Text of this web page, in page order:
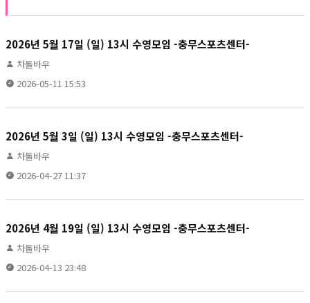
2026년 5월 17일 (일) 13시 수영모임 -충무스포츠센터-
차돌바우
2026-05-11 15:53
2026년 5월 3일 (일) 13시 수영모임 -충무스포츠센터-
차돌바우
2026-04-27 11:37
2026년 4월 19일 (일) 13시 수영모임 -충무스포츠센터-
차돌바우
2026-04-13 23:48